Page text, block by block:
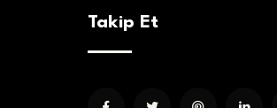
Takip Et